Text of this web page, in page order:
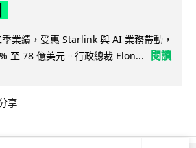
業績，受惠 Starlink 與 AI 業務帶動，
至 78 億美元。行政總裁 Elon...
閱讀
享